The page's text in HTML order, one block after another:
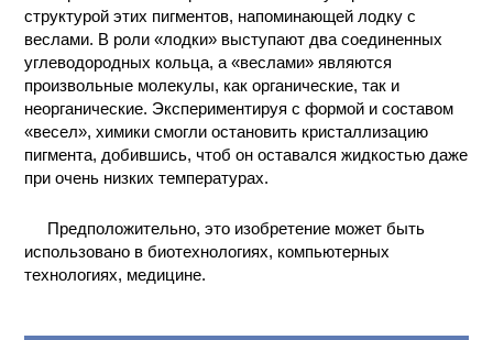
структурой этих пигментов, напоминающей лодку с
веслами. В роли «лодки» выступают два соединенных
углеводородных кольца, а «веслами» являются
произвольные молекулы, как органические, так и
неорганические. Экспериментируя с формой и составом
«весел», химики смогли остановить кристаллизацию
пигмента, добившись, чтоб он оставался жидкостью даже
при очень низких температурах.
Предположительно, это изобретение может быть
использовано в биотехнологиях, компьютерных
технологиях, медицине.